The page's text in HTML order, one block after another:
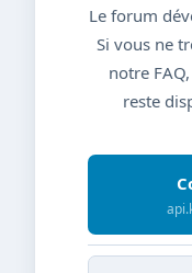
Le forum
Si vous ne
notre
reste